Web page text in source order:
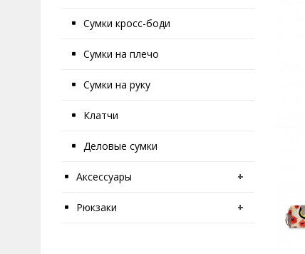
Сумки кросс-боди
Сумки на плечо
Сумки на руку
Клатчи
Деловые сумки
Аксессуары +
Рюкзаки +